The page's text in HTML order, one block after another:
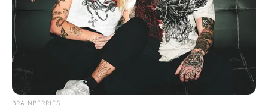
BRAINBERRIES